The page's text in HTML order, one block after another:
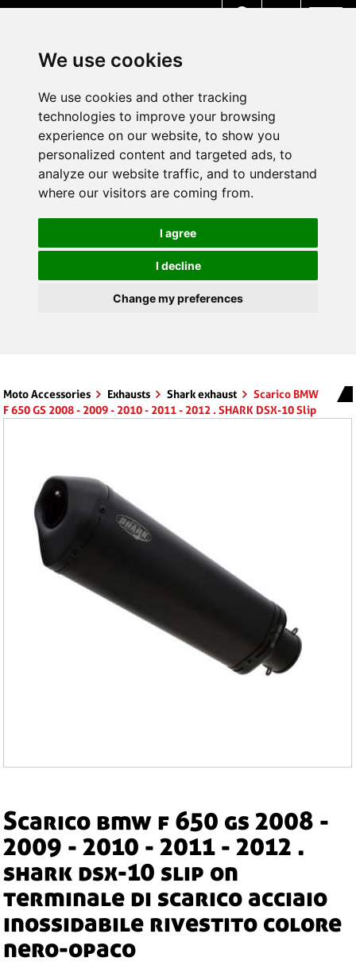
We use cookies
We use cookies and other tracking
technologies to improve your browsing
experience on our website, to show you
personalized content and targeted ads, to
analyze our website traffic, and to understand
where our visitors are coming from.
I agree
I decline
Change my preferences
Moto Accessories Exhausts Shark exhaust
Scarico BMW
F 650 GS 2008 - 2009 - 2010 - 2011 - 2012 . SHARK DSX-10 Slip
scarico bmw f 650 gs 2008 -
2009 - 2010 - 2011 - 2012 .
shark dsx-10 slip on
terminale di scarico acciaio
inossidabile rivestito colore
nero-opaco